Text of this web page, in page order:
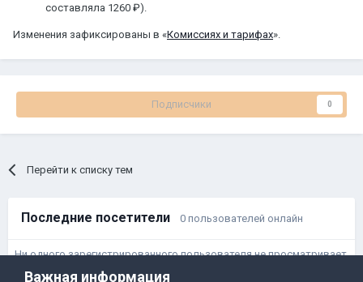
составляла 1260 ₽).
Изменения зафиксированы в «Комиссиях и тарифах».
Подписчики 0
Перейти к списку тем
Последние посетители 0 пользователей онлайн
Ни одного зарегистрированного пользователя не просматривает
данную страницу
Важная информация